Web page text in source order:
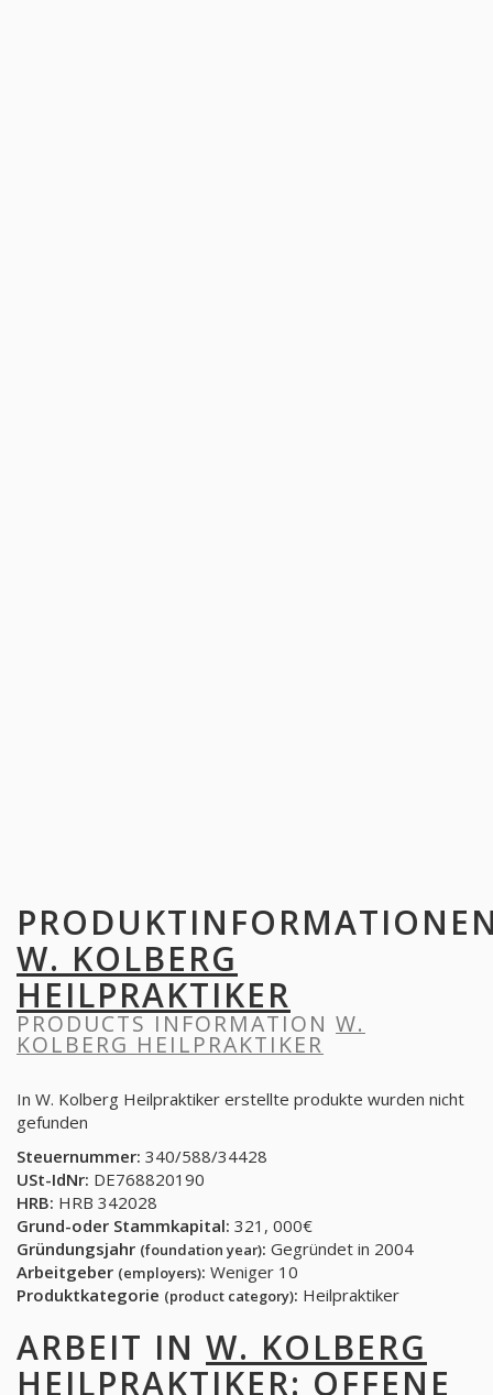
W. KOLBERG
HEILPRAKTIKER
PRODUCTS INFORMATION W.
KOLBERG HEILPRAKTIKER
In W. Kolberg Heilpraktiker erstellte produkte wurden nicht
gefunden
Steuernummer: 340/588/34428
USt-IdNr: DE768820190
HRB: HRB 342028
Grund-oder Stammkapital: 321, 000€
Gründungsjahr (foundation year): Gegründet in 2004
Arbeitgeber (employers): Weniger 10
Produktkategorie (product category): Heilpraktiker
ARBEIT IN W. KOLBERG
HEILPRAKTIKER: OFFENE